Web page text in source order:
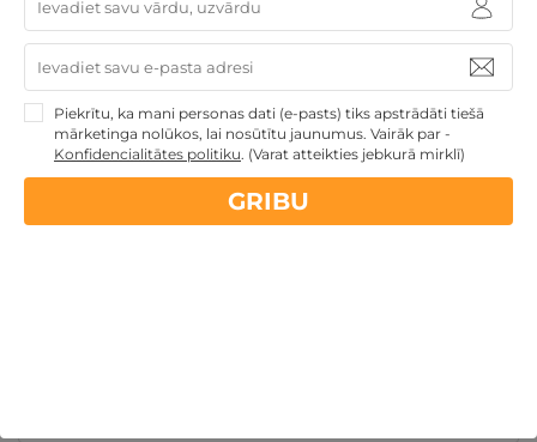
Krāslavas nov., Atpūtas vieta Ežezers
Piekrītu, ka mani personas dati (e-pasts) tiks apstrādāti tiešā
mārketinga nolūkos, lai nosūtītu jaunumus. Vairāk par -
Konfidencialitātes politiku. (Varat atteikties jebkurā mirklī)
GRIBU